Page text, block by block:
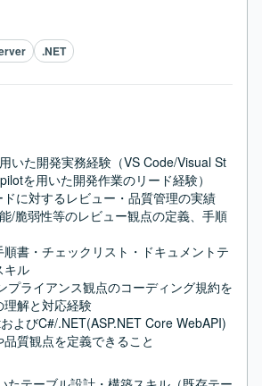
.NET
いた開発実務経験（VS Code/Visual St
を用いた開発作業のリード経験）
ドに対するレビュー・品質管理の実績
/脆弱性等のレビュー観点の定義、手順
順書・チェックリスト・ドキュメントテ
キル
プライアンス観点のコーディング規約を
解と対応経験
よびC#/.NET(ASP.NET Core WebAPI)
質観点を定義できること